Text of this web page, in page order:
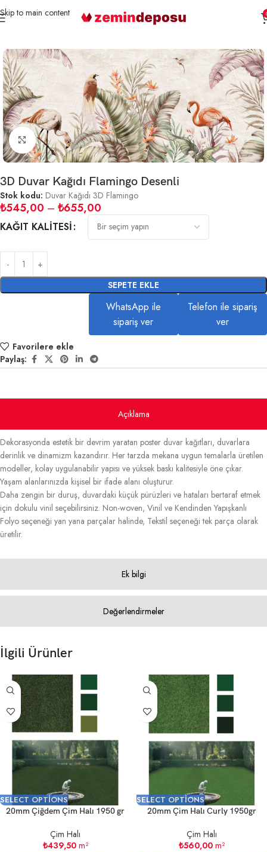
Skip to main content
Büyütmek için tıklayın
3D Duvar Kağıdı Flamingo Desenli
Stok kodu: Duvar Kağıdı 3D Flamingo
₺545,00 – ₺655,00
KAĞIT KALITESI
SEPETE EKLE
WhatsApp ile
sipariş ver
Telefon ile sipariş
ver
Favorilere ekle
Paylaş:
Açıklama
Ek bilgi
Değerlendirmeler
Dekorasyonda estetik bir devrim yaratan poster duvar kağıtları, duvarlara
derinlik ve dinamizm kazandırır. Her tarzda mekana uygun temalarla üretilen
modeller, kolay uygulanabilir yapısı ve yüksek baskı kalitesiyle öne çıkar.
Yaşam alanlarınızda kişisel bir ifade alanı oluşturur.
Daha zengin bir duruş, duvardaki küçük pürüzleri ve hataları bertaraf etmek
için dokulu vinil seçebilirsiniz. Non-woven, Vinil ve Kendinden Yapışkanlı
Folyo seçeneği yan yana parçalar halinde, Tekstil seçeneği tek parça olarak
üretilir.
İlgili Ürünler
SELECT OPTIONS
20mm Çiğdem Çim Halı 1950 gr
Çim Halı
₺439,50m²
SELECT OPTIONS
20mm Çim Halı Curly 1950gr
Çim Halı
₺560,00 m²